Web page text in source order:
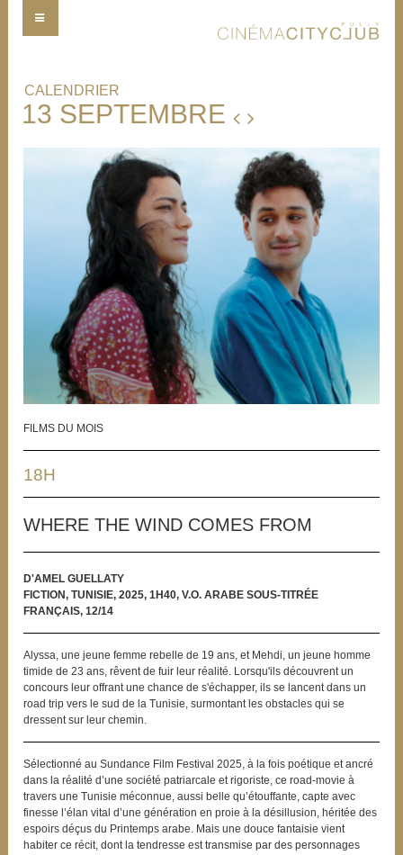
13 SEPTEMBRE
FILMS DU MOIS
18H
WHERE THE WIND COMES FROM
D'AMEL GUELLATY
FICTION, TUNISIE, 2025, 1H40, V.O. ARABE SOUS-TITRÉE
FRANÇAIS, 12/14
Alyssa, une jeune femme rebelle de 19 ans, et Mehdi, un jeune homme
timide de 23 ans, rêvent de fuir leur réalité. Lorsqu'ils découvrent un
concours leur offrant une chance de s'échapper, ils se lancent dans un
road trip vers le sud de la Tunisie, surmontant les obstacles qui se
dressent sur leur chemin.
Sélectionné au Sundance Film Festival 2025, à la fois poétique et ancré
dans la réalité d’une société patriarcale et rigoriste, ce road-movie à
travers une Tunisie méconnue, aussi belle qu’étouffante, capte avec
finesse l’élan vital d’une génération en proie à la désillusion, héritée des
espoirs déçus du Printemps arabe. Mais une douce fantaisie vient
habiter ce récit, dont la tendresse est transmise par des personnages
CALENDRIER